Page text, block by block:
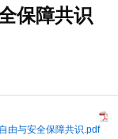
保障共识
由与安全保障共识.pdf